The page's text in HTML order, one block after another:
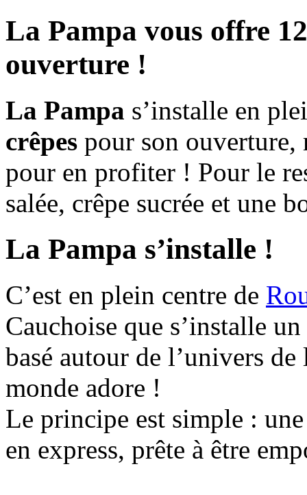
La Pampa vous offre
ouverture !
La Pampa s’installe en
crêpes pour son
pour en profiter ! Pour le
salée, crêpe sucrée et une
La Pampa s’installe !
C’est en plein centre de
Cauchoise que s’installe
basé autour de l’univers
monde adore !
Le principe est simple :
en express, prête à être